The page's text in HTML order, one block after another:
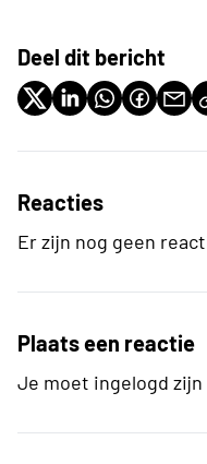
Deel dit bericht
Reacties
Er zijn nog geen
Plaats een reactie
Je moet ingelogd